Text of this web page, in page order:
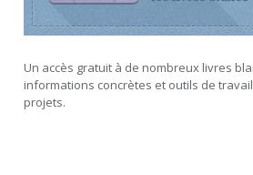
Un accès gratuit à de nombreux livres
informations concrètes et outils de
projets.